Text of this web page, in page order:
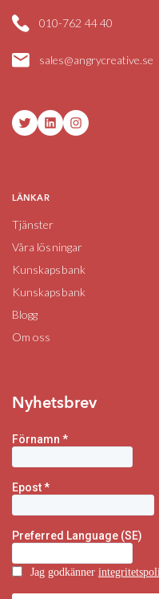
010-762 44 40
sales@angrycreative.se
TwitterLinkedInInstagram
LÄNKAR
Tjänster
Våra lösningar
Kunskapsbank
Kunskapsbank
Blogg
Om oss
Nyhetsbrev